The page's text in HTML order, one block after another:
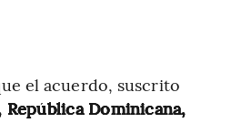
el acuerdo, suscrito
República Dominicana,